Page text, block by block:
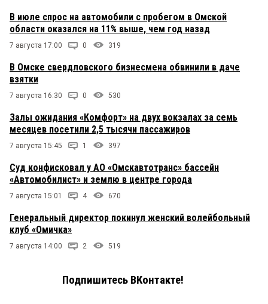
В июле спрос на автомобили с пробегом в Омской
области оказался на 11% выше, чем год назад
7 августа 17:00 0 319
В Омске свердловского бизнесмена обвинили в даче
взятки
7 августа 16:30 0 530
Залы ожидания «Комфорт» на двух вокзалах за семь
месяцев посетили 2,5 тысячи пассажиров
7 августа 15:45 1 397
Суд конфисковал у АО «Омскавтотранс» бассейн
«Автомобилист» и землю в центре города
7 августа 15:01 4 670
Генеральный директор покинул женский волейбольный
клуб «Омичка»
7 августа 14:00 2 519
Подпишитесь ВКонтакте!